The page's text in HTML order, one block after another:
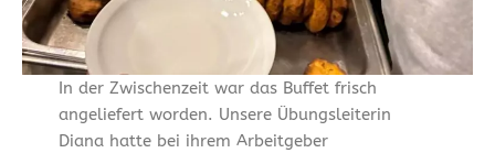
In der Zwischenzeit war das Buffet frisch
angeliefert worden. Unsere Übungsleiterin
Diana hatte bei ihrem Arbeitgeber